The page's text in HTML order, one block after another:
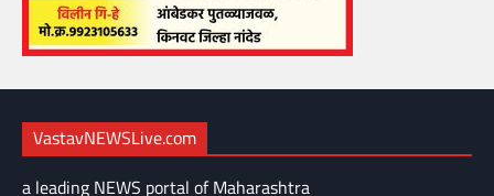
VastavNEWSLive.com
a leading NEWS portal of Maharashtra